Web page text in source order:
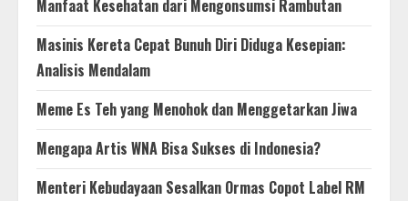
Manfaat Kesehatan dari Mengonsumsi Rambutan
Masinis Kereta Cepat Bunuh Diri Diduga Kesepian:
Analisis Mendalam
Meme Es Teh yang Menohok dan Menggetarkan Jiwa
Mengapa Artis WNA Bisa Sukses di Indonesia?
Menteri Kebudayaan Sesalkan Ormas Copot Label RM